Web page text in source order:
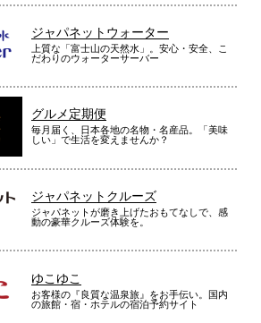
ジャパネットウォーター
上質な「富士山の天然水」。安心・安全、こ
だわりのウォーターサーバー
グルメ定期便
毎月届く、日本各地の名物・名産品。「美味
しい」で生活を変えませんか？
ジャパネットクルーズ
ジャパネットが磨き上げたおもてなしで、感
動の豪華クルーズ体験を。
ゆこゆこ
お客様の『良質な温泉旅』をお手伝い。国内
の旅館・宿・ホテルの宿泊予約サイト